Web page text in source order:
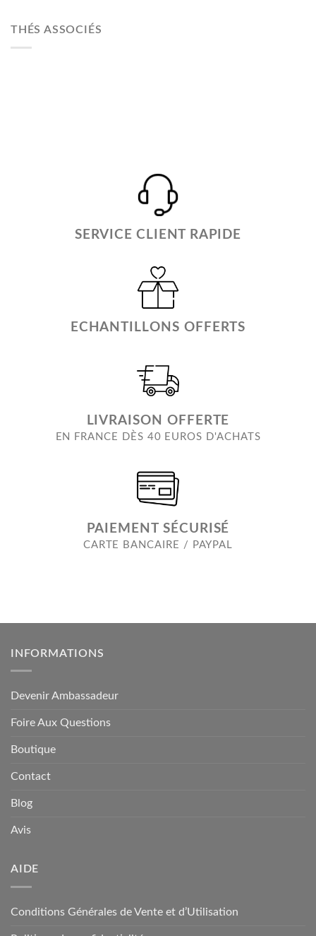
THÉS ASSOCIÉS
SERVICE CLIENT RAPIDE
ECHANTILLONS OFFERTS
LIVRAISON OFFERTE
EN FRANCE DÈS 40 EUROS D'ACHATS
PAIEMENT SÉCURISÉ
CARTE BANCAIRE / PAYPAL
INFORMATIONS
Devenir Ambassadeur
Foire Aux Questions
Boutique
Contact
Blog
Avis
AIDE
Conditions Générales de Vente et d’Utilisation